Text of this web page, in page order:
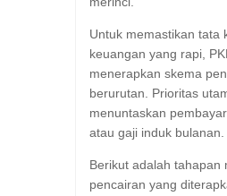
Untuk memastikan tata
keuangan yang rapi,
menerapkan skema
berurutan. Prioritas
menuntaskan
atau gaji induk bulanan.
Berikut adalah tahapan
pencairan yang